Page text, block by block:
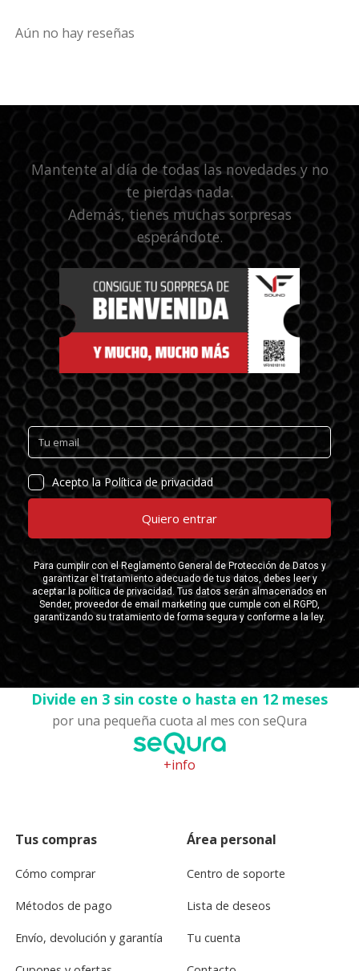
Aún no hay reseñas
Mantente al día de todas las novedades y no
te pierdas nada.
Además, tienes muchas sorpresas
esperándote.
Divide en 3 sin coste o hasta en 12 meses
por una pequeña cuota al mes con seQura
+info
Tus compras
Cómo comprar
Métodos de pago
Envío, devolución y garantía
Área personal
Centro de soporte
Lista de deseos
Tu cuenta